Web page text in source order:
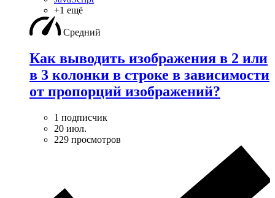
+1 ещё
Средний
Как выводить изображения в 2 или
в 3 колонки в строке в зависимости
от пропорций изображений?
1 подписчик
20 июл.
229 просмотров